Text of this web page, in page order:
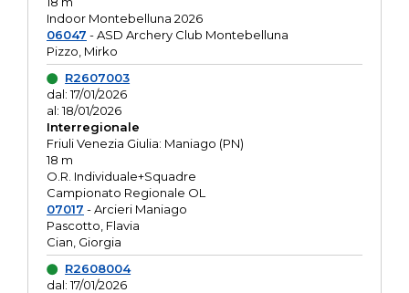
Indoor Montebelluna 2026
06047 - ASD Archery Club Montebelluna
Pizzo, Mirko
R2607003
dal: 17/01/2026
al: 18/01/2026
Interregionale
Friuli Venezia Giulia: Maniago (PN)
18 m
O.R. Individuale+Squadre
Campionato Regionale OL
07017 - Arcieri Maniago
Pascotto, Flavia
Cian, Giorgia
R2608004
dal: 17/01/2026